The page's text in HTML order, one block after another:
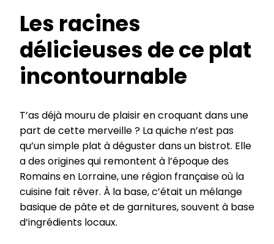
Les racines
délicieuses de ce plat
incontournable
T’as déjà mouru de plaisir en croquant dans une
part de cette merveille ? La quiche n’est pas
qu’un simple plat à déguster dans un bistrot. Elle
a des origines qui remontent à l’époque des
Romains en Lorraine, une région française où la
cuisine fait rêver. À la base, c’était un mélange
basique de pâte et de garnitures, souvent à base
d’ingrédients locaux.